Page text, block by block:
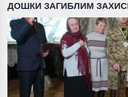
ДОШКИ ЗАГИБЛИМ